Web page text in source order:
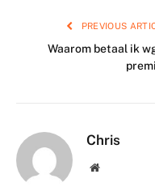
PREVIOUS
Waarom betaal ik
Chris
Website